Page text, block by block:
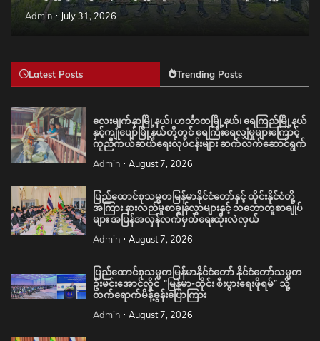
Admin July 31, 2026
Latest Posts Trending Posts
လေးမျက်နှာမြို့နယ်၊ ဟင်္သာတမြို့နယ်၊ ရေကြည်မြို့နယ်
နှင့်ကျုံပျော်မြို့နယ်တို့တွင် ရေကြီးရေလျှံမှုများကြောင့်
ကူညီကယ်ဆယ်ရေးလုပ်ငန်းများ ဆက်လက်ဆောင်ရွက်
Admin August 7, 2026
ပြည်ထောင်စုသမ္မတမြန်မာနိုင်ငံတော်နှင့် ထိုင်းနိုင်ငံတို့
အကြား နားလည်မှုစာချွန်လွှာများနှင့် သဘောတူစာချုပ်
များ အပြန်အလှန်လက်မှတ်ရေးထိုးလဲလှယ်
Admin August 7, 2026
ပြည်ထောင်စုသမ္မတမြန်မာနိုင်ငံတော် နိုင်ငံတော်သမ္မတ
ဦးမင်းအောင်လှိုင် “မြန်မာ-ထိုင်း စီးပွားရေးဖိုရမ်” သို့
တက်ရောက်မိန့်ခွန်းပြောကြား
Admin August 7, 2026